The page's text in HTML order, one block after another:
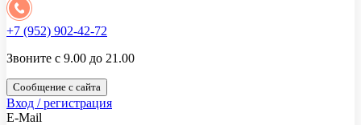
+7 (952) 902-42-72
Звоните с 9.00 до 21.00
Сообщение с сайта
Вход / регистрация
E-Mail